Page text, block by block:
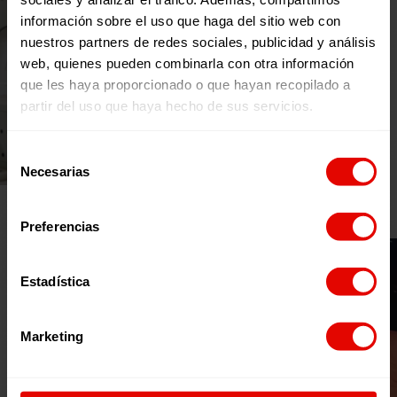
información sobre el uso que haga del sitio web con
nuestros partners de redes sociales, publicidad y análisis
web, quienes pueden combinarla con otra información
que les haya proporcionado o que hayan recopilado a
partir del uso que haya hecho de sus servicios.
Necesarias
Preferencias
Estadística
Marketing